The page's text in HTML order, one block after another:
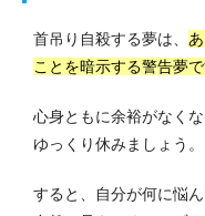
首吊り自殺する夢は、
ことを暗示する警告夢
心身ともに余裕がなく
ゆっくり休みましょう。
すると、自分が何に悩